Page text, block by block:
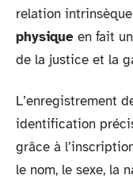
relation
physique en fait
de la justice et la
L’enregistrement
identification
grâce à
le nom, le sexe, la